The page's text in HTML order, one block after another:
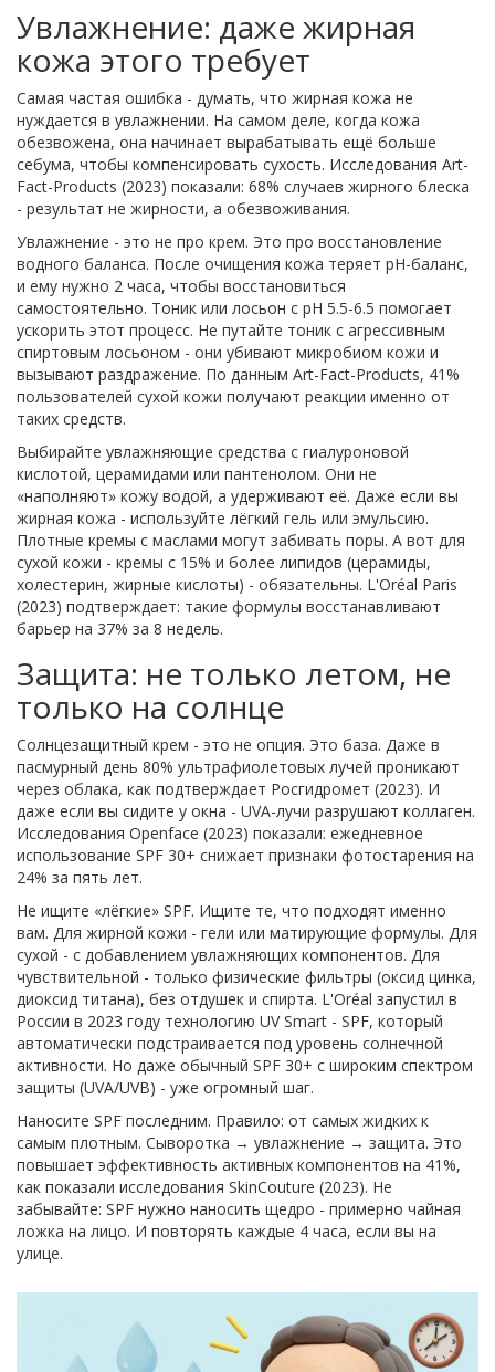
Увлажнение: даже жирная
кожа этого требует
Самая частая ошибка - думать, что жирная кожа не
нуждается в увлажнении. На самом деле, когда кожа
обезвожена, она начинает вырабатывать ещё больше
себума, чтобы компенсировать сухость. Исследования Art-
Fact-Products (2023) показали: 68% случаев жирного блеска
- результат не жирности, а обезвоживания.
Увлажнение - это не про крем. Это про восстановление
водного баланса. После очищения кожа теряет pH-баланс,
и ему нужно 2 часа, чтобы восстановиться
самостоятельно. Тоник или лосьон с pH 5.5-6.5 помогает
ускорить этот процесс. Не путайте тоник с агрессивным
спиртовым лосьоном - они убивают микробиом кожи и
вызывают раздражение. По данным Art-Fact-Products, 41%
пользователей сухой кожи получают реакции именно от
таких средств.
Выбирайте увлажняющие средства с гиалуроновой
кислотой, церамидами или пантенолом. Они не
«наполняют» кожу водой, а удерживают её. Даже если вы
жирная кожа - используйте лёгкий гель или эмульсию.
Плотные кремы с маслами могут забивать поры. А вот для
сухой кожи - кремы с 15% и более липидов (церамиды,
холестерин, жирные кислоты) - обязательны. L'Oréal Paris
(2023) подтверждает: такие формулы восстанавливают
барьер на 37% за 8 недель.
Защита: не только летом, не
только на солнце
Солнцезащитный крем - это не опция. Это база. Даже в
пасмурный день 80% ультрафиолетовых лучей проникают
через облака, как подтверждает Росгидромет (2023). И
даже если вы сидите у окна - UVA-лучи разрушают коллаген.
Исследования Openface (2023) показали: ежедневное
использование SPF 30+ снижает признаки фотостарения на
24% за пять лет.
Не ищите «лёгкие» SPF. Ищите те, что подходят именно
вам. Для жирной кожи - гели или матирующие формулы. Для
сухой - с добавлением увлажняющих компонентов. Для
чувствительной - только физические фильтры (оксид цинка,
диоксид титана), без отдушек и спирта. L'Oréal запустил в
России в 2023 году технологию UV Smart - SPF, который
автоматически подстраивается под уровень солнечной
активности. Но даже обычный SPF 30+ с широким спектром
защиты (UVA/UVB) - уже огромный шаг.
Наносите SPF последним. Правило: от самых жидких к
самым плотным. Сыворотка → увлажнение → защита. Это
повышает эффективность активных компонентов на 41%,
как показали исследования SkinCouture (2023). Не
забывайте: SPF нужно наносить щедро - примерно чайная
ложка на лицо. И повторять каждые 4 часа, если вы на
улице.